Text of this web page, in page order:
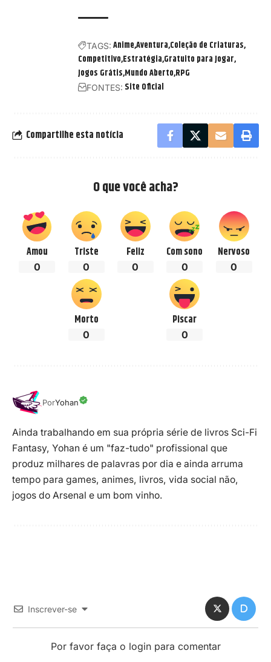
TAGS: AnimeAventura Coleção de Criaturas
Competitivo Estratégia Gratuito para Jogar
Jogos Grátis Mundo Aberto RPG
FONTES: Site Oficial
Compartilhe esta notícia
O que você acha?
Amou
0
Triste
0
Feliz
0
Com sono
0
Nervoso
0
Morto
0
Piscar
0
PorYohan
Ainda trabalhando em sua própria série de livros Sci-Fi
Fantasy, Yohan é um "faz-tudo" profissional que
produz milhares de palavras por dia e ainda arruma
tempo para games, animes, livros, vida social não,
jogos do Arsenal e um bom vinho.
Inscrever-se
Por favor faça o login para comentar